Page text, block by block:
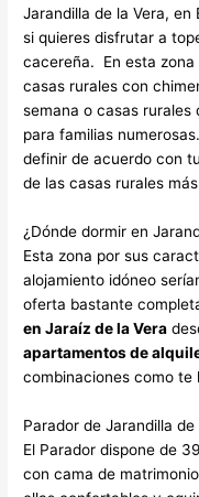
Jarandilla de la Vera,
si quieres disfrutar a
cacereña. En esta zona
casas rurales con
semana o casas rurales
para familias
definir de acuerdo con
de las casas rurales
¿Dónde dormir en
Esta zona por sus
alojamiento idóneo
oferta bastante
en Jaraíz de la Vera
apartamentos de
combinaciones como te
Parador de Jarandilla de
El Parador dispone de
con cama de